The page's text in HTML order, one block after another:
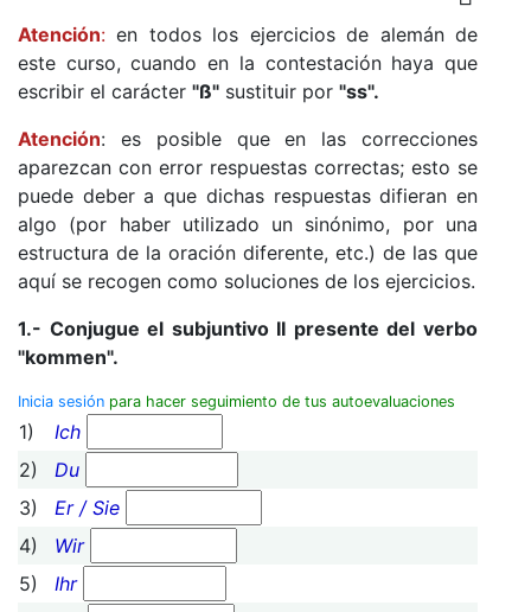
Atención: en todos los ejercicios de alemán de
este curso, cuando en la contestación haya que
escribir el carácter "ß" sustituir por "ss".
Atención: es posible que en las correcciones
aparezcan con error respuestas correctas; esto se
puede deber a que dichas respuestas difieran en
algo (por haber utilizado un sinónimo, por una
estructura de la oración diferente, etc.) de las que
aquí se recogen como soluciones de los ejercicios.
1.- Conjugue el subjuntivo II presente del verbo
"kommen".
Inicia sesión para hacer seguimiento de tus autoevaluaciones
1)
Ich
2)
Du
3)
Er / Sie
4)
Wir
5)
Ihr